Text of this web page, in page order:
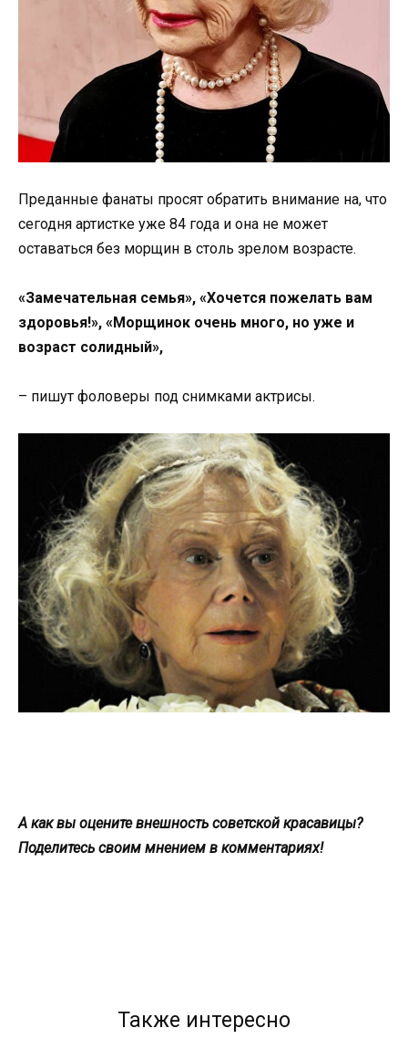
Преданные фанаты просят обратить внимание на, что
сегодня артистке уже 84 года и она не может
оставаться без морщин в столь зрелом возрасте.
«Замечательная семья», «Хочется пожелать вам
здоровья!», «Морщинок очень много, но уже и
возраст солидный»,
– пишут фоловеры под снимками актрисы.
А как вы оцените внешность советской красавицы?
Поделитесь своим мнением в комментариях!
Также интересно